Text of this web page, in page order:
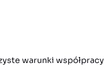
warunki współpracy